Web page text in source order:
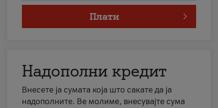
Плати
Надополни кредит
Внесете ја сумата која што сакате да ја
надополните. Ве молиме, внесувајте сума